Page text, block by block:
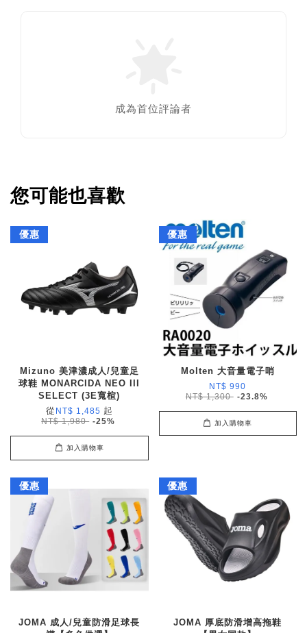
成為首位評論者
您可能也喜歡
優惠
Mizuno 美津濃成人/兒童足
球鞋 MONARCIDA NEO III
SELECT (3E寬楦)
從 NT$ 1,485 起
NT$ 1,980 -25%
加入購物車
優惠
Molten 大音量電子哨
NT$ 990
NT$ 1,300 -23.8%
加入購物車
優惠
JOMA 成人/兒童防滑足球長
優惠
JOMA 厚底防滑增高拖鞋